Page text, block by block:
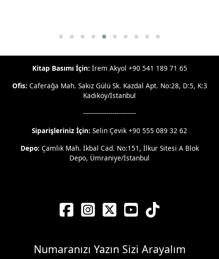
Kitap Basımı İçin: İrem Akyol +90 541 189 71 65
Ofis: Caferağa Mah. Sakız Gülü Sk. Kazdal Apt. No:28, D:5, K:3
Kadıköy/İstanbul
---------------------------
Siparişleriniz İçin: Selin Çevik +90 555 089 32 62
Depo: Çamlık Mah. İkbal Cad. No:151, İlkur Sitesi A Blok
Depo, Ümraniye/İstanbul
Numaranızı Yazın Sizi Arayalım